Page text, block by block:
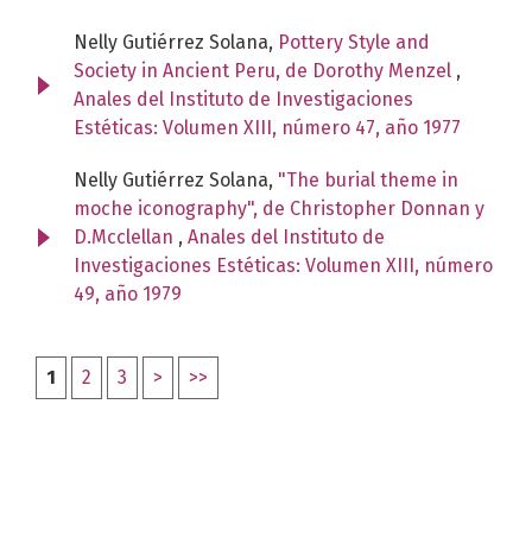
Nelly Gutiérrez Solana, Pottery Style and
Society in Ancient Peru, de Dorothy Menzel ,
Anales del Instituto de Investigaciones
Estéticas: Volumen XIII, número 47, año 1977
Nelly Gutiérrez Solana, "The burial theme in
moche iconography", de Christopher Donnan y
D.Mcclellan , Anales del Instituto de
Investigaciones Estéticas: Volumen XIII, número
49, año 1979
1 2 3 > >>